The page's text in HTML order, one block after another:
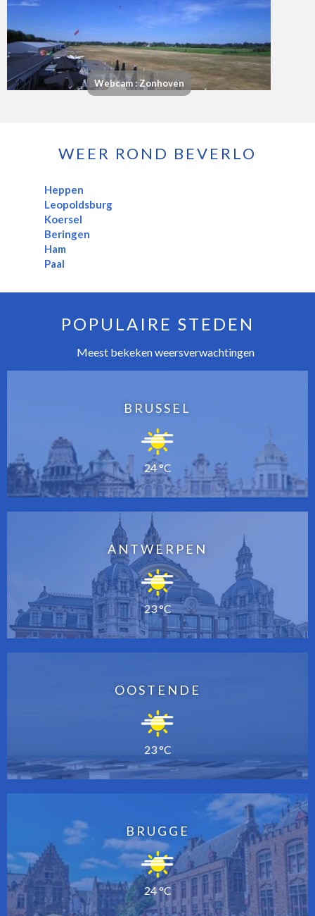
Webcam : Zonhoven
WEER ROND BEVERLO
Heppen
Leopoldsburg
Koersel
Beringen
Ham
Paal
POPULAIRE STEDEN
Meest bekeken weersverwachtingen
BRUSSEL
24 °C
ANTWERPEN
23 °C
OOSTENDE
23 °C
BRUGGE
24 °C